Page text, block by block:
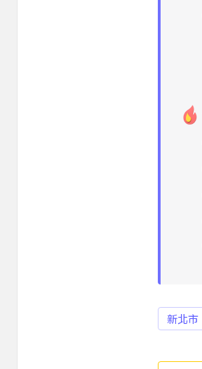
新北市